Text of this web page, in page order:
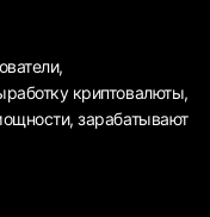
криптовалюты,
зарабатывают